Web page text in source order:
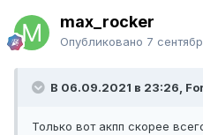
max_rocker
Опубликовано 7
В 06.09.2021 в 23:26,
Только вот акпп скорее